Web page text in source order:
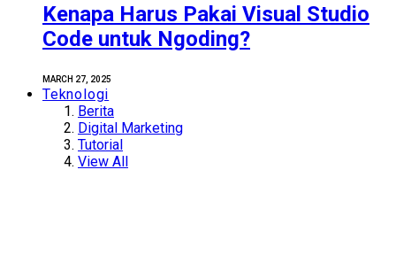
Kenapa Harus Pakai Visual Studio
Code untuk Ngoding?
MARCH 27, 2025
Teknologi
Berita
Digital Marketing
Tutorial
View All